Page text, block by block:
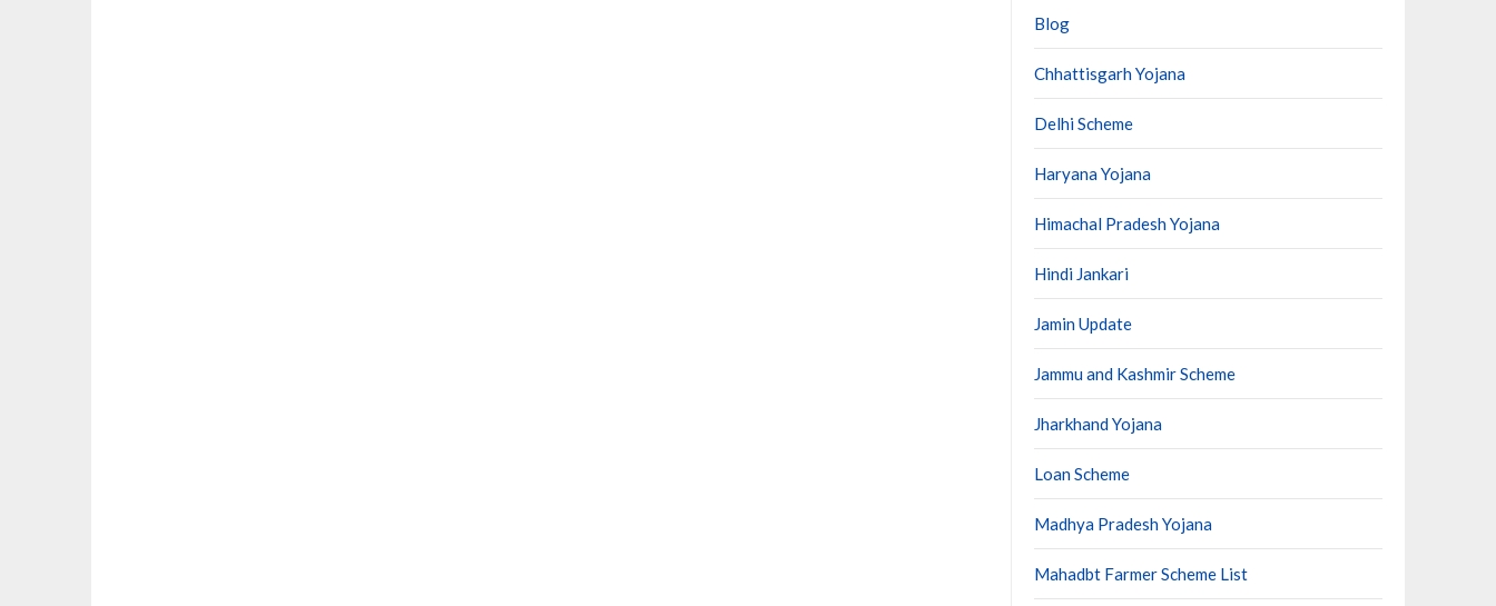
Blog
Chhattisgarh Yojana
Delhi Scheme
Haryana Yojana
Himachal Pradesh Yojana
Hindi Jankari
Jamin Update
Jammu and Kashmir Scheme
Jharkhand Yojana
Loan Scheme
Madhya Pradesh Yojana
Mahadbt Farmer Scheme List